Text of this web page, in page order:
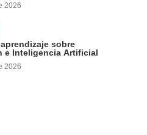
2026
sobre
e Inteligencia Artificial
2026